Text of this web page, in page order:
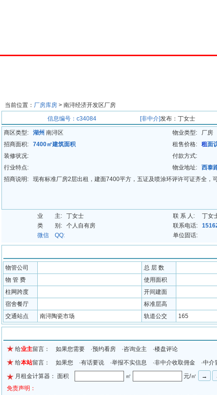
当前位置： 厂房库房 > 南浔经济开发区厂房
信息编号：c34084 [非中介]发布：丁女士
商区类型: 湖州 南浔区 物业类型:
厂房
招商面积:
7400㎡建筑面积 租售价格: 租面
装修状况:
付款方式:
行业特点:
物业地址:
西泰
招商说明:
现有标准厂房2层出租，建面7400平方，五证及喷涂环评许可证齐全，
业 主: 丁女士 联 系 人:
丁女
类 别:
个人自有房 联系电话:
微信 QQ:
单位固话:
物管公司
总 层 数
物 管 费
使用面积
柱网跨度
开间建面
宿舍餐厅
标准层高
交通站点
南浔陶瓷市场 轨道公交 165
给业主留言： 如果您需要 ·预约看房 ·咨询业主 ·楼盘评论
给本站留言： 如果您 ·有话要说 ·举报不实信息 ·非中介收取佣金 ·中介
月租金计算器： 面积
㎡
元/㎡
免责声明：